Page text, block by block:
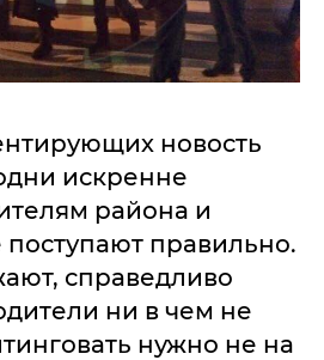
новость
искренне
района и
поступают правильно.
справедливо
ни в чем не
нужно не на